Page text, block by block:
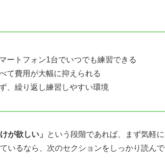
ートフォン1台でいつでも練習できる
て費用が大幅に抑えられる
、繰り返し練習しやすい環境
が欲しい」
という段階であれば、まず気軽に
いるなら、次のセクションをしっかり読んで